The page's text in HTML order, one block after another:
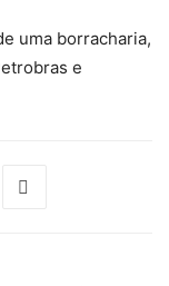
uma borracharia,
e